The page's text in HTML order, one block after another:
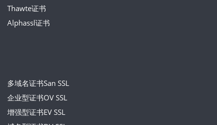
Thawte证书
Alphassl证书
多域名证书San SSL
企业型证书OV SSL
增强型证书EV SSL